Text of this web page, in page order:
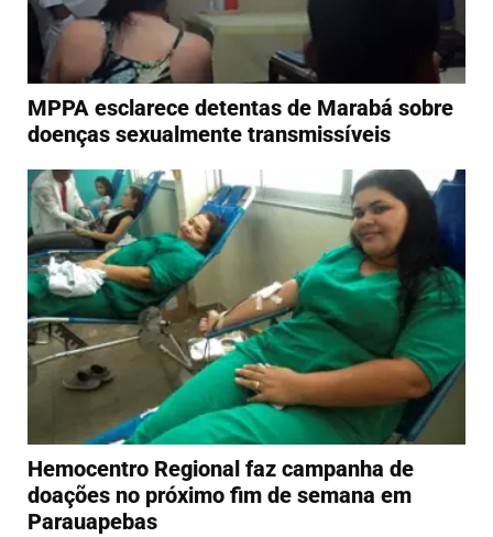
MPPA esclarece detentas de Marabá sobre
doenças sexualmente transmissíveis
Hemocentro Regional faz campanha de
doações no próximo fim de semana em
Parauapebas